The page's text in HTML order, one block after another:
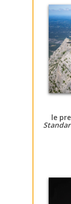
le